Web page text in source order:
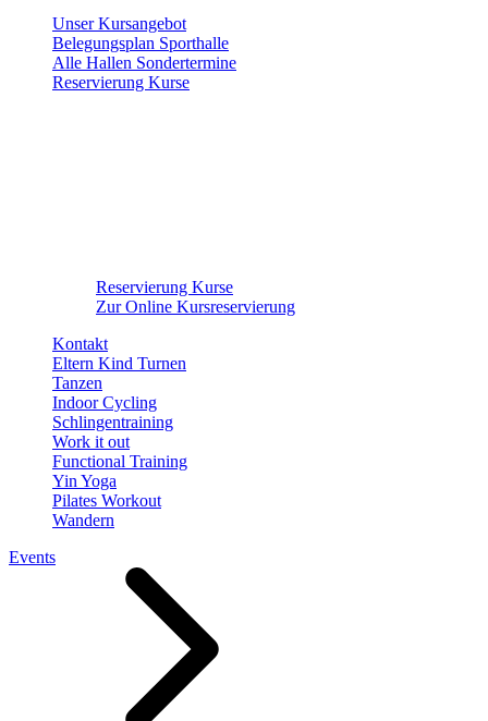
Unser Kursangebot
Belegungsplan Sporthalle
Alle Hallen Sondertermine
Reservierung Kurse
Reservierung Kurse
Zur Online Kursreservierung
Kontakt
Eltern Kind Turnen
Tanzen
Indoor Cycling
Schlingentraining
Work it out
Functional Training
Yin Yoga
Pilates Workout
Wandern
Events